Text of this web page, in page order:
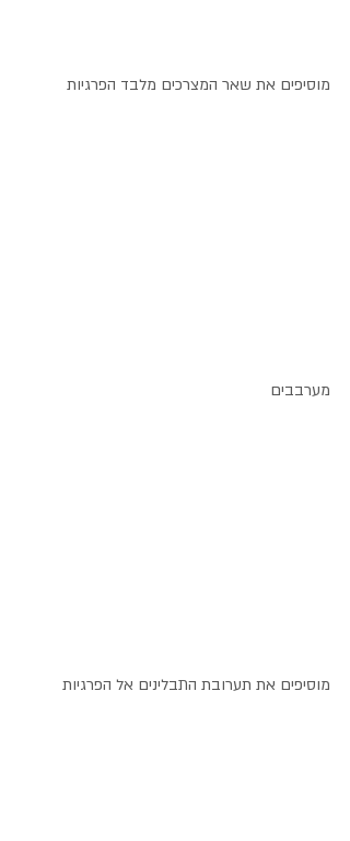
מוסיפים את שאר המצרכים מלבד הפרגיות
מערבבים
מוסיפים את תערובת התבלינים אל הפרגיות